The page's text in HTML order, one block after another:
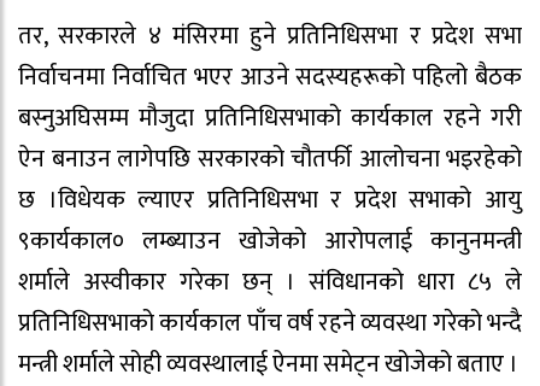
तर, सरकारले ४ मंसिरमा हुने प्रतिनिधिसभा र प्रदेश सभा
निर्वाचनमा निर्वाचित भएर आउने सदस्यहरूको पहिलो बैठक
बस्नुअघिसम्म मौजुदा प्रतिनिधिसभाको कार्यकाल रहने गरी
ऐन बनाउन लागेपछि सरकारको चौतर्फी आलोचना भइरहेको
छ ।विधेयक ल्याएर प्रतिनिधिसभा र प्रदेश सभाको आयु
९कार्यकाल० लम्ब्याउन खोजेको आरोपलाई कानुनमन्त्री
शर्माले अस्वीकार गरेका छन् । संविधानको धारा ८५ ले
प्रतिनिधिसभाको कार्यकाल पाँच वर्ष रहने व्यवस्था गरेको भन्दै
मन्त्री शर्माले सोही व्यवस्थालाई ऐनमा समेट्न खोजेको बताए ।